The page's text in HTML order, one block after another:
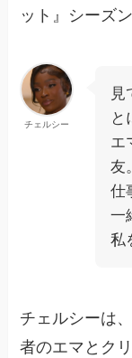
ット』シーズ
チェルシー
見
と
エ
友。
仕
一
私
チェルシーは
者のエマとク